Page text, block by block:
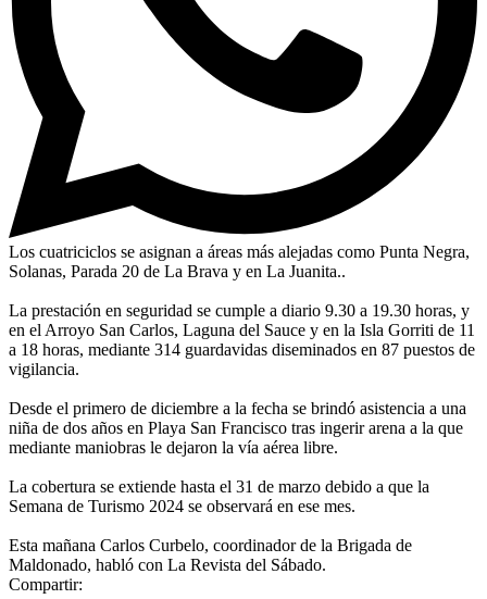
Los cuatriciclos se asignan a áreas más alejadas como Punta Negra,
Solanas, Parada 20 de La Brava y en La Juanita..
La prestación en seguridad se cumple a diario 9.30 a 19.30 horas, y
en el Arroyo San Carlos, Laguna del Sauce y en la Isla Gorriti de 11
a 18 horas, mediante 314 guardavidas diseminados en 87 puestos de
vigilancia.
Desde el primero de diciembre a la fecha se brindó asistencia a una
niña de dos años en Playa San Francisco tras ingerir arena a la que
mediante maniobras le dejaron la vía aérea libre.
La cobertura se extiende hasta el 31 de marzo debido a que la
Semana de Turismo 2024 se observará en ese mes.
Esta mañana Carlos Curbelo, coordinador de la Brigada de
Maldonado, habló con La Revista del Sábado.
Compartir: